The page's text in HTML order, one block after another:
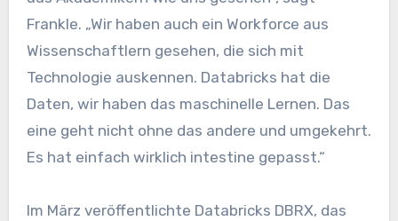
Frankle. „Wir haben auch ein Workforce aus
Wissenschaftlern gesehen, die sich mit
Technologie auskennen. Databricks hat die
Daten, wir haben das maschinelle Lernen. Das
eine geht nicht ohne das andere und umgekehrt.
Es hat einfach wirklich intestine gepasst.“
Im März veröffentlichte Databricks DBRX, das